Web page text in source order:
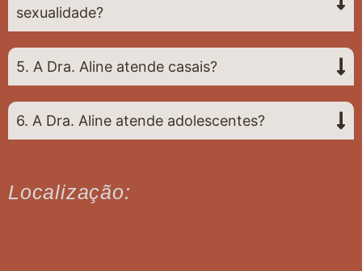
sexualidade?
5. A Dra. Aline atende casais?
6. A Dra. Aline atende adolescentes?
Localização: